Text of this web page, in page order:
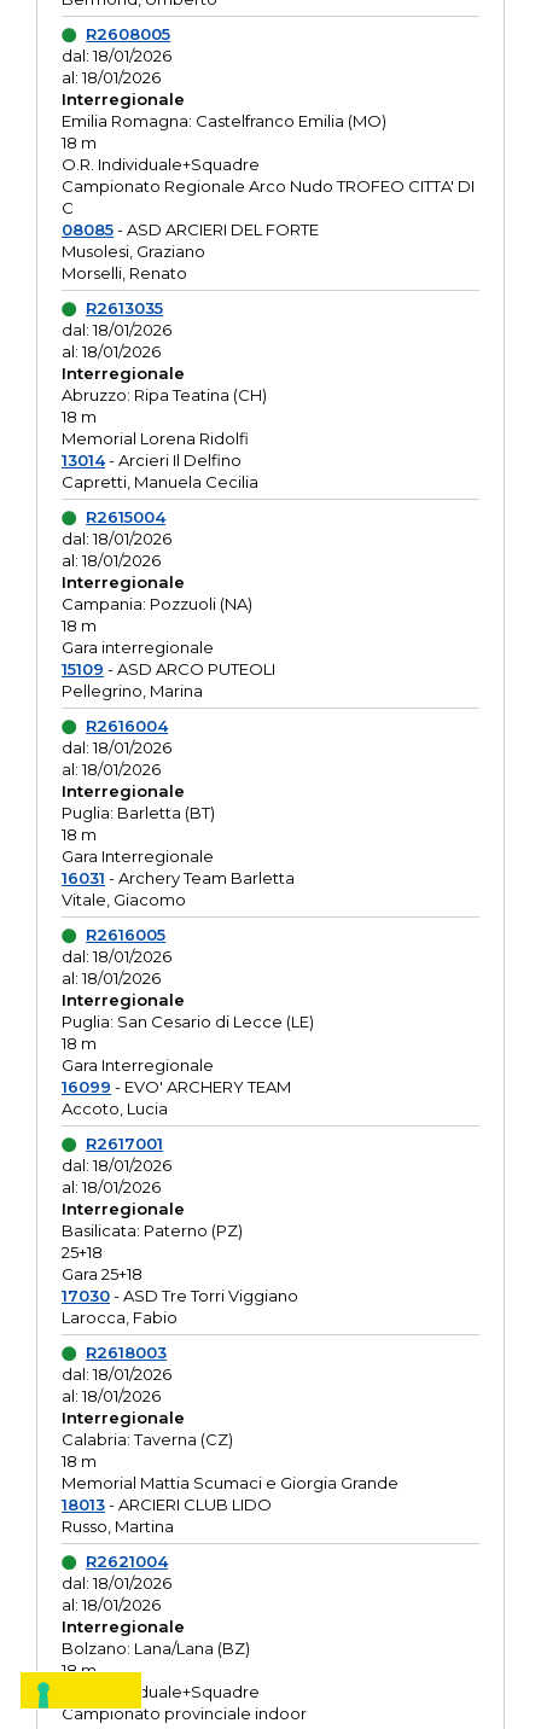
R2608005
dal: 18/01/2026
al: 18/01/2026
Interregionale
Emilia Romagna: Castelfranco Emilia (MO)
18 m
O.R. Individuale+Squadre
Campionato Regionale Arco Nudo TROFEO CITTA' DI
C
08085- ASD ARCIERI DEL FORTE
Musolesi, Graziano
Morselli, Renato
R2613035
dal: 18/01/2026
al: 18/01/2026
Interregionale
Abruzzo: Ripa Teatina (CH)
18 m
Memorial Lorena Ridolfi
13014- Arcieri Il Delfino
Capretti, Manuela Cecilia
R2615004
dal: 18/01/2026
al: 18/01/2026
Interregionale
Campania: Pozzuoli (NA)
18 m
Gara interregionale
15109 - ASD ARCO PUTEOLI
Pellegrino, Marina
R2616004
dal: 18/01/2026
al: 18/01/2026
Interregionale
Puglia: Barletta (BT)
18 m
Gara Interregionale
16031 - Archery Team Barletta
Vitale, Giacomo
R2616005
dal: 18/01/2026
al: 18/01/2026
Interregionale
Puglia: San Cesario di Lecce (LE)
18 m
Gara Interregionale
16099 - EVO' ARCHERY TEAM
Accoto, Lucia
R2617001
dal: 18/01/2026
al: 18/01/2026
Interregionale
Basilicata: Paterno (PZ)
25+18
Gara 25+18
17030- ASD Tre Torri Viggiano
Larocca, Fabio
R2618003
dal: 18/01/2026
al: 18/01/2026
Interregionale
Calabria: Taverna (CZ)
18 m
Memorial Mattia Scumaci e Giorgia Grande
18013- ARCIERI CLUB LIDO
Russo, Martina
R2621004
dal: 18/01/2026
al: 18/01/2026
Interregionale
Bolzano: Lana/Lana (BZ)
18 m
O.R. Individuale+Squadre
Campionato provinciale indoor